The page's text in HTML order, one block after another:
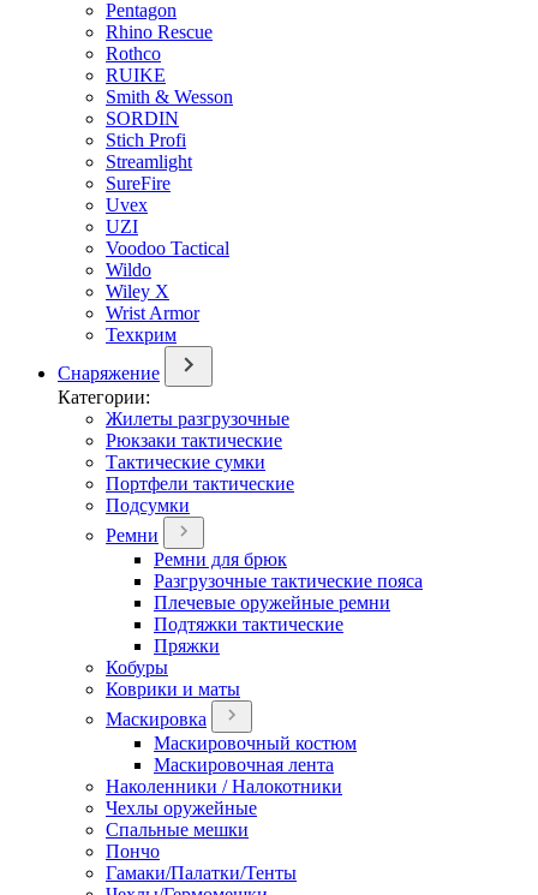
Pentagon
Rhino Rescue
Rothco
RUIKE
Smith & Wesson
SORDIN
Stich Profi
Streamlight
SureFire
Uvex
UZI
Voodoo Tactical
Wildo
Wiley X
Wrist Armor
Техкрим
Снаряжение
Категории:
Жилеты разгрузочные
Рюкзаки тактические
Тактические сумки
Портфели тактические
Подсумки
Ремни
Ремни для брюк
Разгрузочные тактические пояса
Плечевые оружейные ремни
Подтяжки тактические
Пряжки
Кобуры
Коврики и маты
Маскировка
Маскировочный костюм
Маскировочная лента
Наколенники / Налокотники
Чехлы оружейные
Спальные мешки
Пончо
Гамаки/Палатки/Тенты